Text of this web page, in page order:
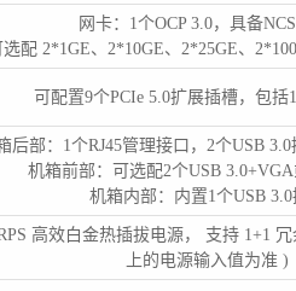
网卡：1个OCP 3.0，具备
选配 2*1GE、2*10GE、2*25GE、
可配置9个PCIe 5.0扩展插槽，包括
后部：1个RJ45管理接口，2个USB
机箱前部：可选配2个USB
机箱内部：内置1个USB 3.0
高效白金热插拔电源， 支持 1+1
上的电源输入值为准 )